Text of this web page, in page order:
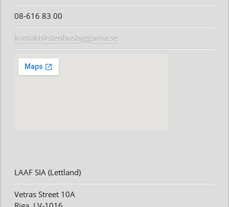
08-616 83 00
kontakt@stenhusbyggarna.se
LAAF SIA (Lettland)
Vetras Street 10A